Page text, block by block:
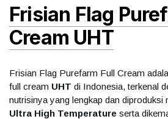
Frisian Flag
Cream UHT
Frisian Flag Purefarm Full Cream
full cream UHT di Indonesia, terkenal
nutrisinya yang lengkap dan diproduksi
Ultra High Temperature serta